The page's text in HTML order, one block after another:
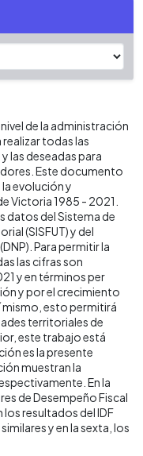
de la administración
todas las
las deseadas para
Este documento
evolución y
Victoria 1985 - 2021.
datos del Sistema de
(SISFUT) y del
Para permitir la
las cifras son
y en términos per
y por el crecimiento
esto permitirá
territoriales de
este trabajo está
es la presente
muestran la
En la
de Desempeño Fiscal
los resultados del IDF
y en la sexta, los